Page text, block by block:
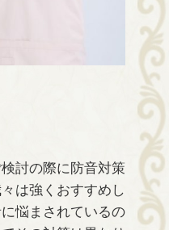
討の際に防音対策
は強くおすすめし
悩まされているの